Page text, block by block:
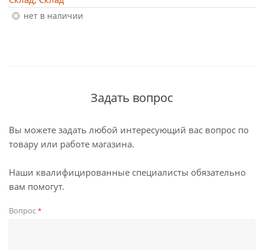
Нет в наличии
Задать вопрос
Вы можете задать любой интересующий вас вопрос по
товару или работе магазина.
Наши квалифицированные специалисты обязательно
вам помогут.
Вопрос*